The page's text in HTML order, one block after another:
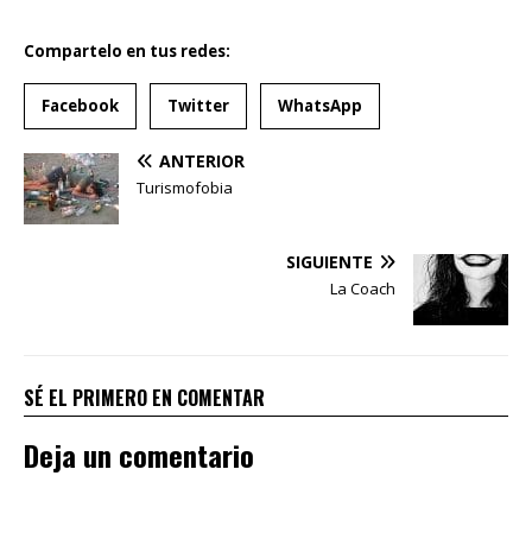
Compartelo en tus redes:
Facebook Twitter WhatsApp
ANTERIOR
Turismofobia
SIGUIENTE
La Coach
SÉ EL PRIMERO EN COMENTAR
Deja un comentario